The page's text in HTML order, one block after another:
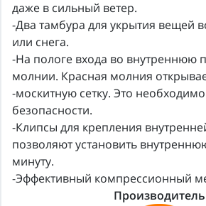
даже в сильный ветер.
-Два тамбура для укрытия вещей
или снега.
-На пологе входа во внутреннюю
молнии. Красная молния
-москитную сетку. Это
безопасности.
-Клипсы для крепления
позволяют установить
минуту.
-Эффективный компрессионный
Производитель